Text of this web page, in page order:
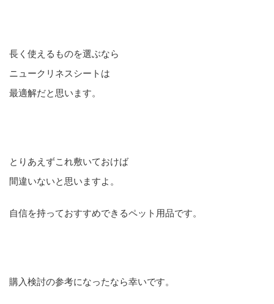
長く使えるものを選ぶなら
ニュークリネスシートは
最適解だと思います。
とりあえずこれ敷いておけば
間違いないと思いますよ。
自信を持っておすすめできるペット用品です。
購入検討の参考になったなら幸いです。